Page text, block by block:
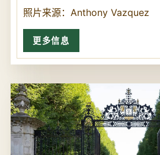
照片来源：Anthony Vazquez
更多信息